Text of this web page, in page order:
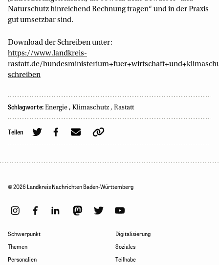
Naturschutz hinreichend Rechnung tragen“ und in der Praxis
gut umsetzbar sind.
Download der Schreiben unter:
https://www.landkreis-
rastatt.de/
schreiben
Schlagworte: Energie , Klimaschutz , Rastatt
Teilen
Schwerpunkt
Themen
Personalien
Digitalisierung
Soziales
Teilhabe
© 2026 Landkreis Nachrichten Baden-Württemberg